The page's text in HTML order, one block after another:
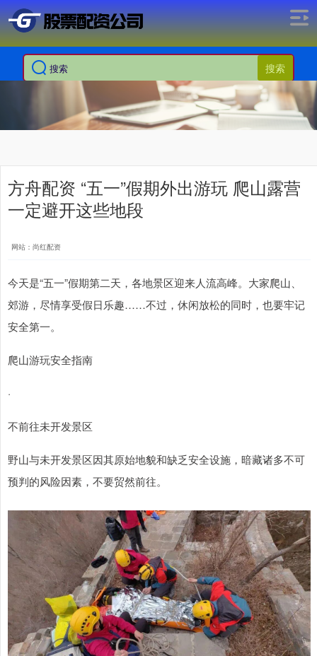
搜索
方舟配资 “五一”假期外出游玩 爬山露营
一定避开这些地段
网站：尚红配资
今天是“五一”假期第二天，各地景区迎来人流高峰。大家爬山、
郊游，尽情享受假日乐趣……不过，休闲放松的同时，也要牢记
安全第一。
爬山游玩安全指南
·
不前往未开发景区
野山与未开发景区因其原始地貌和缺乏安全设施，暗藏诸多不可
预判的风险因素，不要贸然前往。